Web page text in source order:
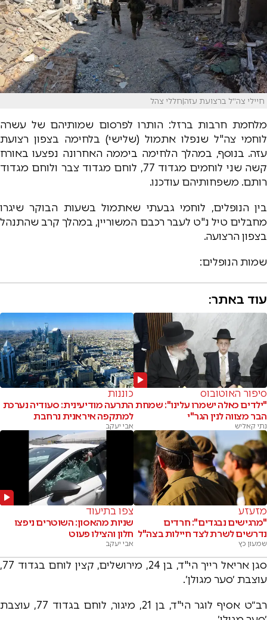
חיילי צה''ל ברצועת עזה|חללי צהל
מלחמת חרבות ברזל: הותרו לפרסום שמותיהם של עשרה
לוחמי צה"ל שנפלו אתמול (שלישי) בלחימה בצפון רצועת
עזה. בנוסף, במהלך הלחימה ביממה האחרונה נפצעו באורח
קשה שני לוחמים מגדוד 77, לוחם מגדוד צבר ולוחם מגדוד
רותם. משפחותיהם עודכנו.
בין הנופלים, לוחמי גבעתי שאתמול בשעות הבוקר שיגרו
מחבלים טיל נ"ט לעבר רכבם המשוריין, במהלך קרב שהתנהל
בצפון הרצועה.
שמות הנופלים:
עוד באתר:
סיפור האוטובוס
"ילדים כאלה ישמרו עלינו": שמחת
הבר מצווה לנין הגר"י
נתי קאליש
כוננות
התרעה מודיעינית: סעודיה נערכת
למתקפה איראנית נרחבת
אבי יעקב
מזעזע
"מרגישים נבגדים": חרדים
נדרשים לשרת לצד חיילות בצה"ל
שמעון כץ
צפו בתיעוד
שניות מהאסון: השוטרים ניפצו
חלון והצילו פעוט
אבי יעקב
סגן אריאל רייך הי"ד, בן 24, מירושלים, קצין לוחם בגדוד 77,
עוצבת ׳סער מגולן׳.
רב״ט אסיף לוגר הי"ד, בן 21, מיגור, לוחם בגדוד 77, עוצבת